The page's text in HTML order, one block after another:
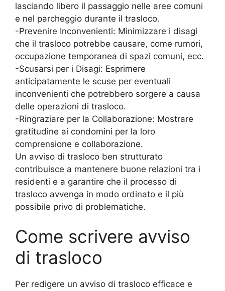
lasciando libero il passaggio nelle aree comuni
e nel parcheggio durante il trasloco.
-Prevenire Inconvenienti: Minimizzare i disagi
che il trasloco potrebbe causare, come rumori,
occupazione temporanea di spazi comuni, ecc.
-Scusarsi per i Disagi: Esprimere
anticipatamente le scuse per eventuali
inconvenienti che potrebbero sorgere a causa
delle operazioni di trasloco.
-Ringraziare per la Collaborazione: Mostrare
gratitudine ai condomini per la loro
comprensione e collaborazione.
Un avviso di trasloco ben strutturato
contribuisce a mantenere buone relazioni tra i
residenti e a garantire che il processo di
trasloco avvenga in modo ordinato e il più
possibile privo di problematiche.
Come scrivere avviso
di trasloco
Per redigere un avviso di trasloco efficace e